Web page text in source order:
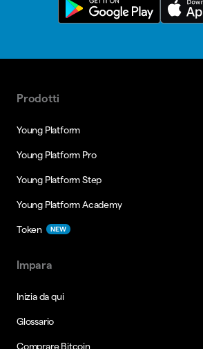
Prodotti
Young Platform
Young Platform Pro
Young Platform Step
Young Platform Academy
Token NEW
Impara
Inizia da qui
Glossario
Comprare Bitcoin